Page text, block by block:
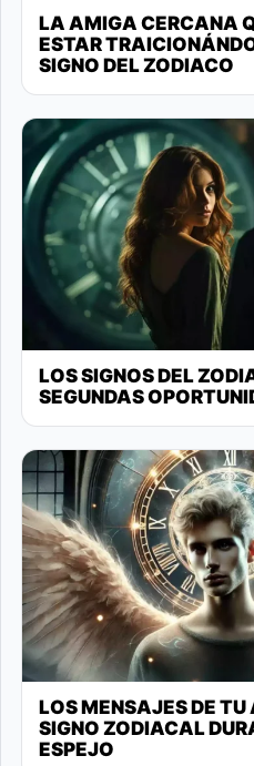
LA AMIGA CERCANA
ESTAR
SIGNO DEL ZODIACO
LOS SIGNOS DEL
SEGUNDAS
LOS MENSAJES DE TU
SIGNO ZODIACAL
ESPEJO